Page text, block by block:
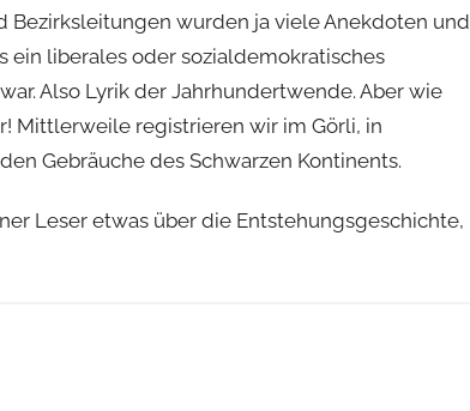
Bezirksleitungen wurden ja viele Anekdoten und
ein liberales oder sozialdemokratisches
Also Lyrik der Jahrhundertwende. Aber wie
Mittlerweile registrieren wir im Görli, in
Gebräuche des Schwarzen Kontinents.
Leser etwas über die Entstehungsgeschichte,